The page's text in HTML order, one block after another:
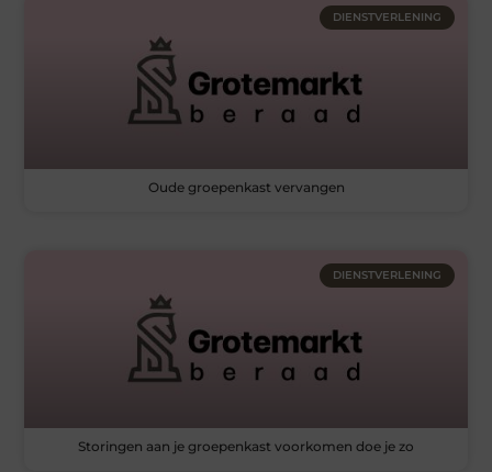
DIENSTVERLENING
Oude groepenkast vervangen
DIENSTVERLENING
Storingen aan je groepenkast voorkomen doe je zo